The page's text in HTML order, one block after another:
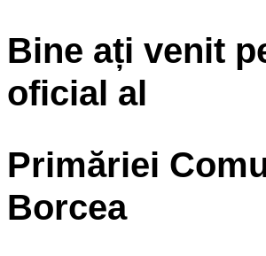
Bine ați venit
oficial al
Primăriei
Borcea